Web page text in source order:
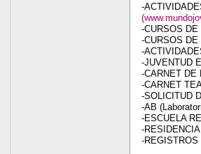
-
-CURSOS
-CURSOS DE
-
-JUVENTUD
-CARNET DE
-CARNET
-SOLICITUD
-AB
-ESCUELA
-
-REGISTROS